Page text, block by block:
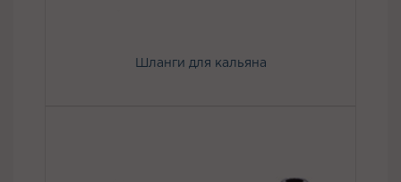
Шланги для кальяна